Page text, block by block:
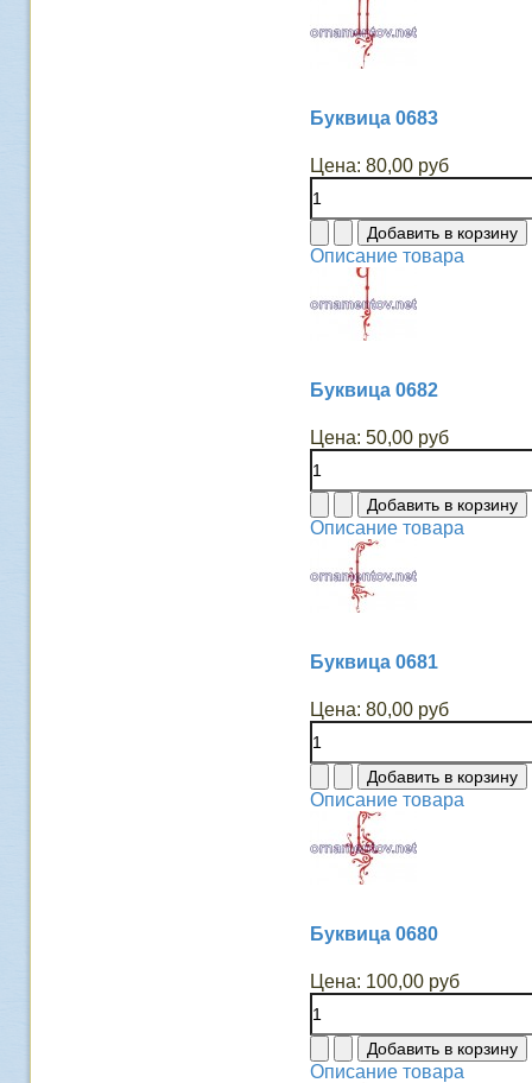
Буквица 0683
Цена: 80,00 руб
Описание товара
Буквица 0682
Цена: 50,00 руб
Описание товара
Буквица 0681
Цена: 80,00 руб
Описание товара
Буквица 0680
Цена: 100,00 руб
Описание товара